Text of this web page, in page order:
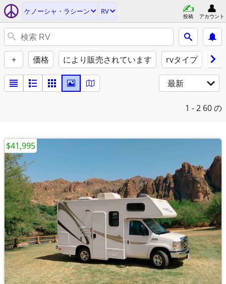
ケノーシャ・ラシーン RV
投稿 アカウント
+ 価格 により販売されています rvタイプ 型
最新
1 - 2 60 の
$41,995